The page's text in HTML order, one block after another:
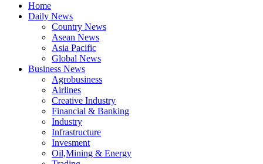
Home
Daily News
Country News
Asean News
Asia Pacific
Global News
Business News
Agrobusiness
Airlines
Creative Industry
Financial & Banking
Industry
Infrastructure
Invesment
Oil,Mining & Energy